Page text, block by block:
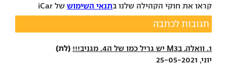
קראו את חוקי הקהילה שלנו בתנאי השימוש של iCar
תגובות לכתבה
1. וואלה. בM3 יש גריל כמו של ה4. מגניב!!! (לת)
יוני, 25-05-2021